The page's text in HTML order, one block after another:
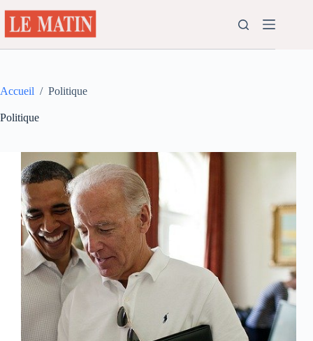
au
contenu
Accueil / Politique
Politique